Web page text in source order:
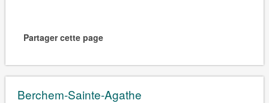
Partager cette page
Berchem-Sainte-Agathe